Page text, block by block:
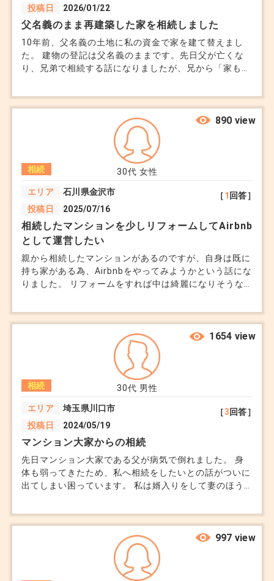
投稿日
2026/01/22
父名義のまま再建築した家を相続しました
10年前、父名義の土地に私の資金で家を建て替えまし
た。 建物の登記は父名義のままです。先日父が亡くな
り、兄弟で相続する話になりましたが、兄から「家も相
考えられるのでしょうか。
30代 女性
相続
エリア
石川県金沢市
投稿日
2025/07/16
［1 回答］
890 view
相続したマンションを少しリフォームしてAirbnb
として運営したい
親から相続したマンションがあるのですが、自身は既に
持ち家がある為、Airbnbをやってみようかという話にな
りました。 リフォームをすれば中は綺麗になりそうな
いです。 もし知見がある方いましたらお願いします。
30代 男性
相続
エリア
埼玉県川口市
投稿日
2024/05/19
［3回答］
1654 view
マンション大家からの相続
先日マンション大家である父が病気で倒れました。 身
体も弱ってきたため、私へ相続をしたいとの話がついに
出てしまい困っています。 私は婿入りをして妻のほう
知らずにお恥ずかしいですが、相続放棄とまではいか
ず、何かいい解決方法はないでしょうか？ 相続した
後、他の人に大家をやってもらうようにするなど、その
際の手続きや 大家をしているマンションの相続につい
て詳しく教えてほしいです。
997 view